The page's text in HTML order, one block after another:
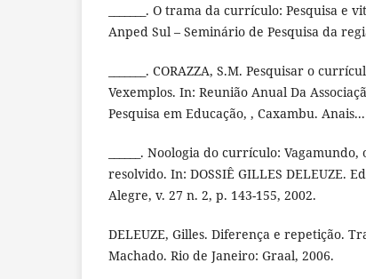
_______. O trama da currículo: Pesquisa
Anped Sul – Seminário de Pesquisa da
_______. CORAZZA, S.M. Pesquisar o
Vexemplos. In: Reunião Anual Da
Pesquisa em Educação, , Caxambu.
______. Noologia do currículo:
resolvido. In: DOSSIÊ GILLES DELEUZE.
Alegre, v. 27 n. 2, p. 143-155, 2002.
DELEUZE, Gilles. Diferença e repetição.
Machado. Rio de Janeiro: Graal, 2006.